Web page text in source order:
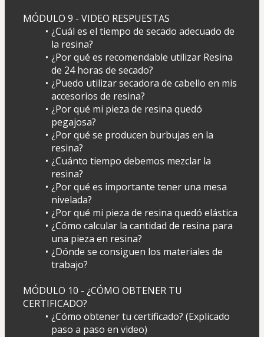
MÓDULO 9 - VIDEO RESPUESTAS
¿Cuál es el tiempo de secado adecuado de
la resina?
¿Por qué es recomendable utilizar Resina
de 24 horas de secado?
¿Puedo utilizar secadora de cabello en mis
accesorios de resina?
¿Por qué mi pieza de resina quedó
pegajosa?
¿Por qué se producen burbujas en la
resina?
¿Cuánto tiempo debemos mezclar la
resina?
¿Por qué es importante tener una mesa
nivelada?
¿Por qué mi pieza de resina quedó elástica
¿Cómo calcular la cantidad de resina para
una pieza en resina?
¿Dónde se consiguen los materiales de
trabajo?
MÓDULO 10 - ¿CÓMO OBTENER TU
CERTIFICADO?
¿Cómo obtener tu certificado? (Explicado
paso a paso en video)